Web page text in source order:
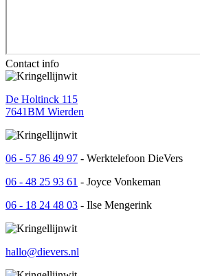
Contact info
De Holtinck 115
7641BM Wierden
06 - 57 86 49 97 - Werktelefoon DieVers
06 - 48 25 93 61 - Joyce Vonkeman
06 - 18 24 48 03 - Ilse Mengerink
hallo@dievers.nl